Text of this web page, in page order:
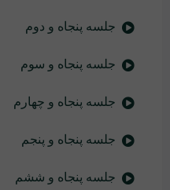
جلسه پنجاه و دوم
جلسه پنجاه و سوم
جلسه پنجاه و چهارم
جلسه پنجاه و پنجم
جلسه پنجاه و ششم